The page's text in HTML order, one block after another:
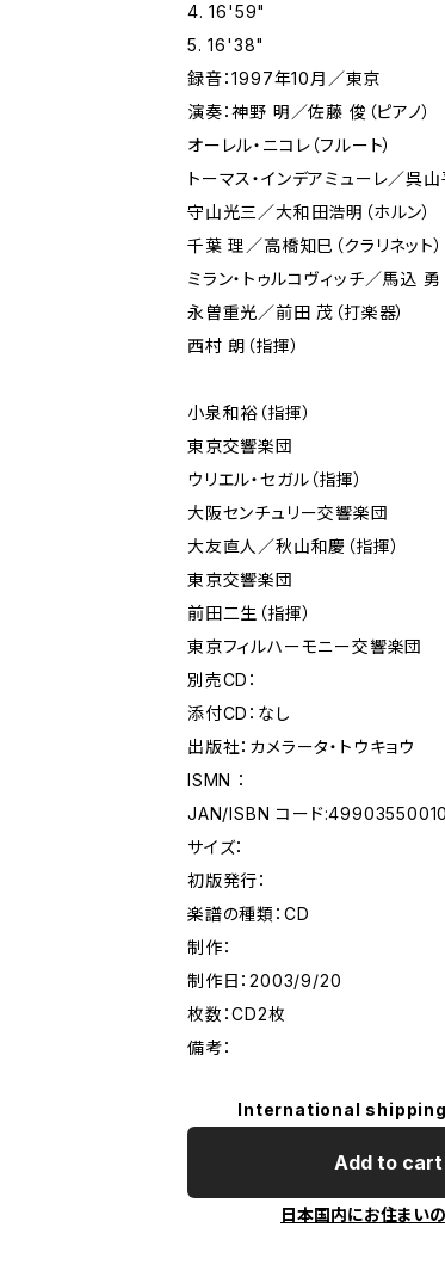
4. 16'59"
5. 16'38"
録音：1997年10月／東京
演奏：神野 明／佐藤 俊（ピアノ）
オーレル・ニコレ（フルート）
トーマス・インデアミューレ／呉山
守山光三／大和田浩明（ホルン）
千葉 理／高橋知巳（クラリネット）
ミラン・トゥルコヴィッチ／馬込 勇
永曽重光／前田 茂（打楽器）
西村 朗（指揮）
小泉和裕（指揮）
東京交響楽団
ウリエル・セガル（指揮）
大阪センチュリー交響楽団
大友直人／秋山和慶（指揮）
東京交響楽団
前田二生（指揮）
東京フィルハーモニー交響楽団
別売CD：
添付CD：なし
出版社：カメラータ・トウキョウ
ISMN ：
JAN/ISBN コード
サイズ：
初版発行：
楽譜の種類：CD
制作：
制作日：2003/9/20
枚数：CD2枚
備考：
International
Add to cart
日本国内にお住まい